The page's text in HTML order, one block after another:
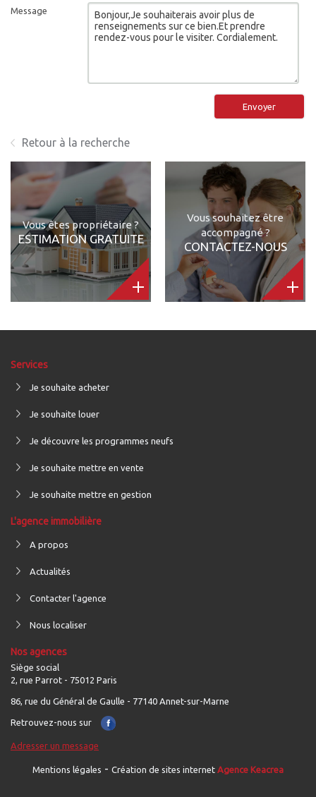
Message
Envoyer
Retour à la recherche
Vous êtes propriétaire ?
ESTIMATION GRATUITE
Vous souhaitez être
accompagné ?
CONTACTEZ-NOUS
Services
Je souhaite acheter
Je souhaite louer
Je découvre les programmes neufs
Je souhaite mettre en vente
Je souhaite mettre en gestion
L'agence immobilière
A propos
Actualités
Contacter l'agence
Nous localiser
Nos agences
Siège social
2, rue Parrot - 75012 Paris
86, rue du Général de Gaulle - 77140 Annet-sur-Marne
Retrouvez-nous sur
Adresser un message
Mentions légales - Création de sites internet Agence Keacrea